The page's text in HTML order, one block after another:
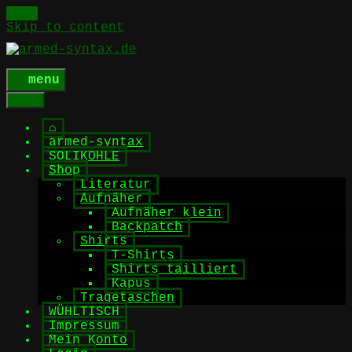
Skip to content
menu
⌂
armed-syntax
SOLIKOHLE
Shop
Literatur
Aufnäher
Aufnäher klein
Backpatch
Shirts
T-Shirts
Shirts tailliert
Kapus
Tragetaschen
WÜHLTISCH
Impressum
Mein Konto